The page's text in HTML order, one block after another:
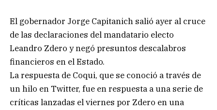
El gobernador Jorge Capitanich salió ayer al cruce
de las declaraciones del mandatario electo
Leandro Zdero y negó presuntos descalabros
financieros en el Estado.
La respuesta de Coqui, que se conoció a través de
un hilo en Twitter, fue en respuesta a una serie de
críticas lanzadas el viernes por Zdero en una